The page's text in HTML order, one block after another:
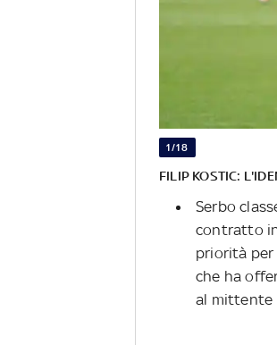
1/18
FILIP KOSTIC:
Serbo
contratto
priorità per
che ha
al mittente